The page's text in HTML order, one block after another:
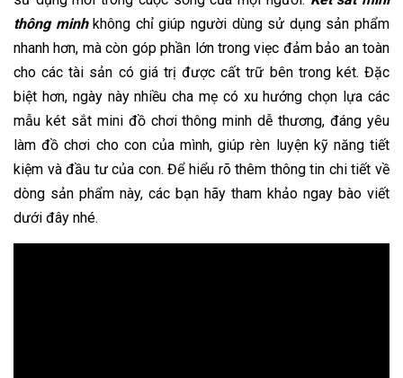
thông minhkhông chỉ giúp người dùng sử dụng sản phẩm
nhanh hơn, mà còn góp phần lớn trong viẹc đảm bảo an toàn
cho các tài sản có giá trị được cất trữ bên trong két. Đặc
biệt hơn, ngày này nhiều cha mẹ có xu hướng chọn lựa các
mẫu két sắt mini đồ chơi thông minh dễ thương, đáng yêu
làm đồ chơi cho con của mình, giúp rèn luyện kỹ năng tiết
kiệm và đầu tư của con. Để hiểu rõ thêm thông tin chi tiết về
dòng sản phẩm này, các bạn hãy tham khảo ngay bào viết
dưới đây nhé.